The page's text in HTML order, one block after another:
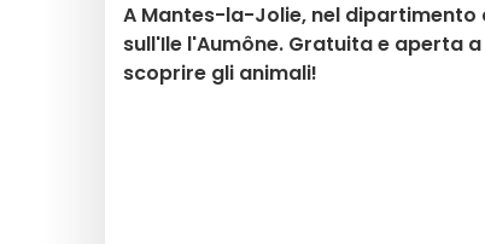
A Mantes-la-Jolie, nel
sull'Ile l'Aumône. Gratuita e aperta
scoprire gli animali!